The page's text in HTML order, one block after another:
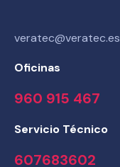
veratec@veratec.es
Oficinas
960 915 467
Servicio Técnico
607683602